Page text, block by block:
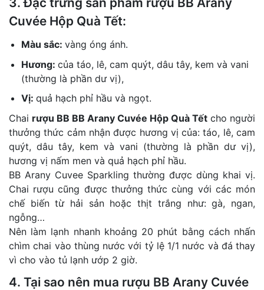
Cuvée Hộp Quà Tết:
Màu sắc: vàng óng ánh.
Hương: của táo, lê, cam quýt, dâu tây, kem và vani
(thường là phần dư vị),
Vị: quả hạch phỉ hầu và ngọt.
Chai rượu BB BB Arany Cuvée Hộp Quà Tết cho người
thưởng thức cảm nhận được hương vị của: táo, lê, cam
quýt, dâu tây, kem và vani (thường là phần dư vị),
hương vị nấm men và quả hạch phỉ hầu.
BB Arany Cuvee Sparkling thường được dùng khai vị.
Chai rượu cũng được thưởng thức cùng với các món
chế biến từ hải sản hoặc thịt trắng như: gà, ngan,
ngỗng…
Nên làm lạnh nhanh khoảng 20 phút bằng cách nhấn
chìm chai vào thùng nước với tỷ lệ 1/1 nước và đá thay
vì cho vào tủ lạnh ướp 2 giờ.
4. Tại sao nên mua rượu BB Arany Cuvée